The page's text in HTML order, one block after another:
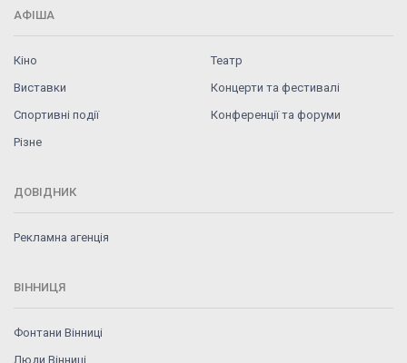
АФІША
Кіно
Театр
Виставки
Концерти та фестивалі
Спортивні події
Конференції та форуми
Різне
ДОВІДНИК
Рекламна агенція
ВІННИЦЯ
Фонтани Вінниці
Люди Вінниці